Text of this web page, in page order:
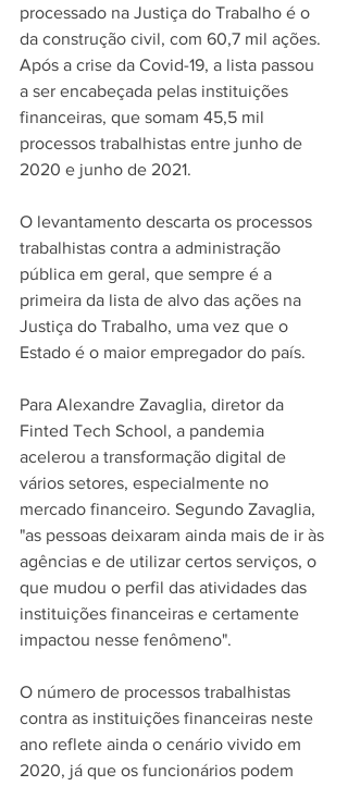
processado na Justiça do Trabalho é o
da construção civil, com 60,7 mil ações.
Após a crise da Covid-19, a lista passou
a ser encabeçada pelas instituições
financeiras, que somam 45,5 mil
processos trabalhistas entre junho de
2020 e junho de 2021.
O levantamento descarta os processos
trabalhistas contra a administração
pública em geral, que sempre é a
primeira da lista de alvo das ações na
Justiça do Trabalho, uma vez que o
Estado é o maior empregador do país.
Para Alexandre Zavaglia, diretor da
Finted Tech School, a pandemia
acelerou a transformação digital de
vários setores, especialmente no
mercado financeiro. Segundo Zavaglia,
"as pessoas deixaram ainda mais de ir às
agências e de utilizar certos serviços, o
que mudou o perfil das atividades das
instituições financeiras e certamente
impactou nesse fenômeno".
O número de processos trabalhistas
contra as instituições financeiras neste
ano reflete ainda o cenário vivido em
2020, já que os funcionários podem